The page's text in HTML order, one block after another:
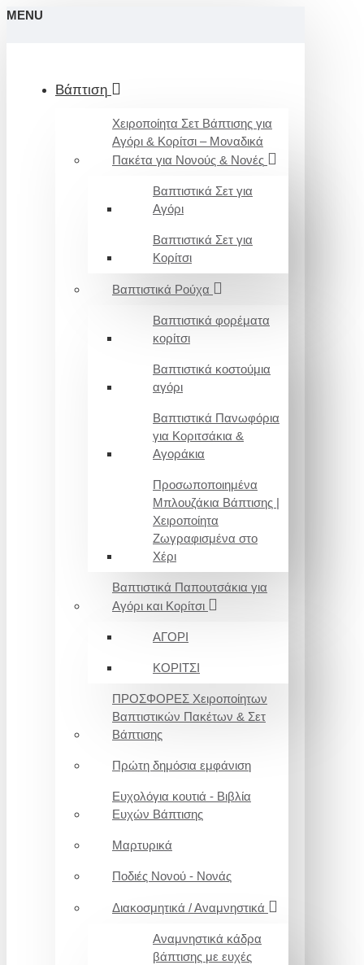
MENU
Βάπτιση
Χειροποίητα Σετ Βάπτισης για
Αγόρι & Κορίτσι – Μοναδικά
Πακέτα για Νονούς & Νονές
Βαπτιστικά Σετ για
Αγόρι
Βαπτιστικά Σετ για
Κορίτσι
Βαπτιστικά Ρούχα
Βαπτιστικά φορέματα
κορίτσι
Βαπτιστικά κοστούμια
αγόρι
Βαπτιστικά Πανωφόρια
για Κοριτσάκια &
Αγοράκια
Προσωποποιημένα
Μπλουζάκια Βάπτισης |
Χειροποίητα
Ζωγραφισμένα στο
Χέρι
Βαπτιστικά Παπουτσάκια για
Αγόρι και Κορίτσι
ΑΓΟΡΙ
ΚΟΡΙΤΣΙ
ΠΡΟΣΦΟΡΕΣ Χειροποίητων
Βαπτιστικών Πακέτων & Σετ
Βάπτισης
Πρώτη δημόσια εμφάνιση
Ευχολόγια κουτιά - Βιβλία
Ευχών Βάπτισης
Μαρτυρικά
Ποδιές Νονού - Νονάς
Διακοσμητικά / Αναμνηστικά
Αναμνηστικά κάδρα
βάπτισης με ευχές